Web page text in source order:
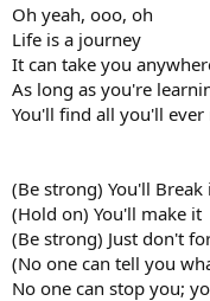
Oh yeah, ooo, oh
Life is a journey
It can take you
As long as you're
You'll find all you'll
(Be strong) You'll Break
(Hold on) You'll make it
(Be strong) Just don't
(No one can tell you
No one can stop you;